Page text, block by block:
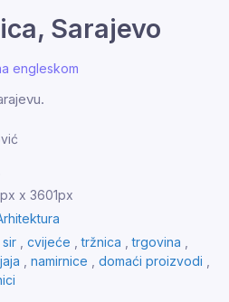
Sarajevo
engleskom
x 3601px
sir cvijeće ,tržnica ,trgovina
jaja namirnice domaći proizvodi